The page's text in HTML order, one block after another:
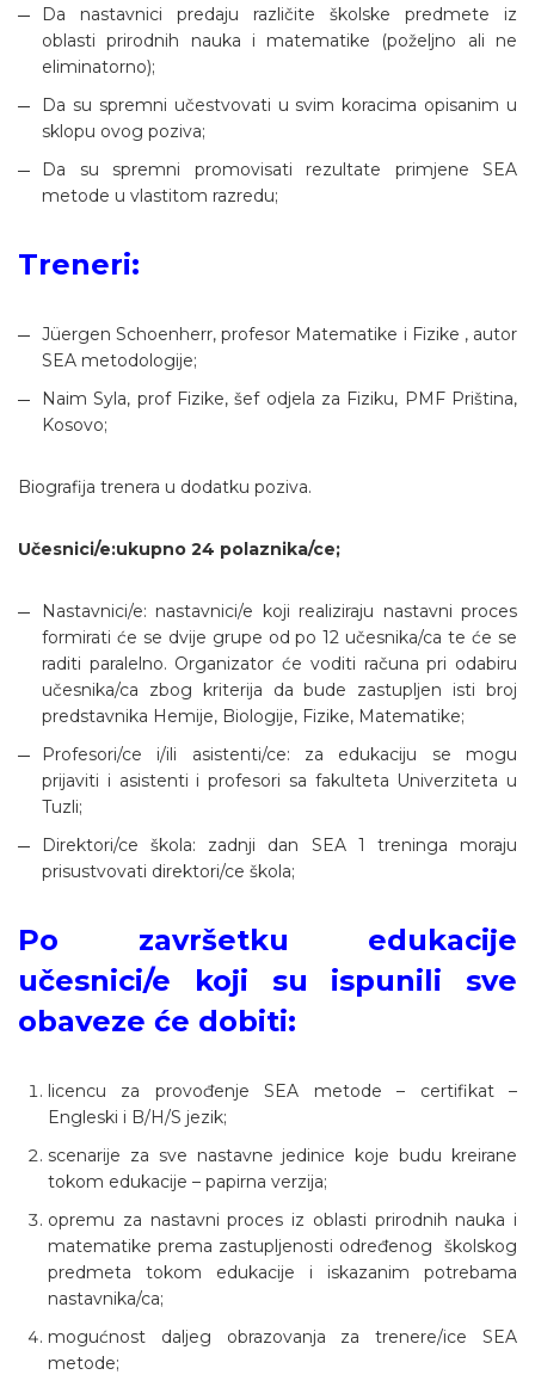
Da nastavnici predaju različite školske predmete iz
oblasti prirodnih nauka i matematike (poželjno ali ne
eliminatorno);
Da su spremni učestvovati u svim koracima opisanim u
sklopu ovog poziva;
Da su spremni promovisati rezultate primjene SEA
metode u vlastitom razredu;
Treneri:
Jüergen Schoenherr, profesor Matematike i Fizike , autor
SEA metodologije;
Naim Syla, prof Fizike, šef odjela za Fiziku, PMF Priština,
Kosovo;
Biografija trenera u dodatku poziva.
Učesnici/e:ukupno 24 polaznika/ce;
Nastavnici/e: nastavnici/e koji realiziraju nastavni proces
formirati će se dvije grupe od po 12 učesnika/ca te će se
raditi paralelno. Organizator će voditi računa pri odabiru
učesnika/ca zbog kriterija da bude zastupljen isti broj
predstavnika Hemije, Biologije, Fizike, Matematike;
Profesori/ce i/ili asistenti/ce: za edukaciju se mogu
prijaviti i asistenti i profesori sa fakulteta Univerziteta u
Tuzli;
Direktori/ce škola: zadnji dan SEA 1 treninga moraju
prisustvovati direktori/ce škola;
Po završetku edukacije
učesnici/e koji su ispunili sve
obaveze će dobiti:
licencu za provođenje SEA metode – certifikat –
Engleski i B/H/S jezik;
scenarije za sve nastavne jedinice koje budu kreirane
tokom edukacije – papirna verzija;
opremu za nastavni proces iz oblasti prirodnih nauka i
matematike prema zastupljenosti određenog školskog
predmeta tokom edukacije i iskazanim potrebama
nastavnika/ca;
mogućnost daljeg obrazovanja za trenere/ice SEA
metode;